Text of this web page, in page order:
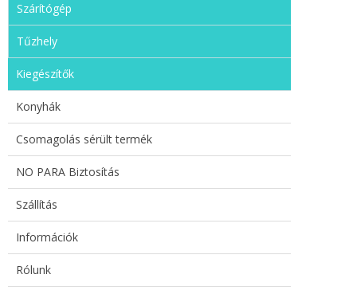
Szárítógép
Tűzhely
Kiegészítők
Konyhák
Csomagolás sérült termék
NO PARA Biztosítás
Szállítás
Információk
Rólunk